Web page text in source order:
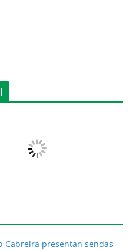
Cabreira presentan sendas